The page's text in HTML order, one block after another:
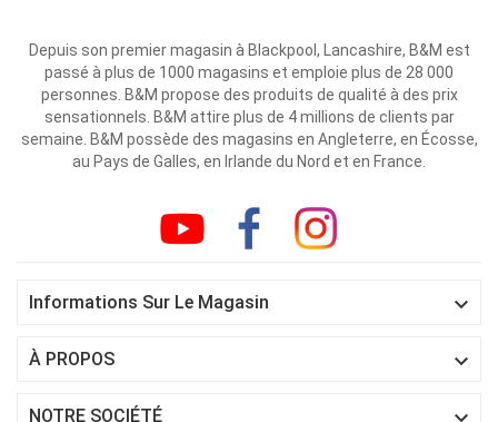
Depuis son premier magasin à Blackpool, Lancashire, B&M est
passé à plus de 1000 magasins et emploie plus de 28 000
personnes. B&M propose des produits de qualité à des prix
sensationnels. B&M attire plus de 4 millions de clients par
semaine. B&M possède des magasins en Angleterre, en Écosse,
au Pays de Galles, en Irlande du Nord et en France.
Informations Sur Le Magasin 
À PROPOS 
NOTRE SOCIÉTÉ